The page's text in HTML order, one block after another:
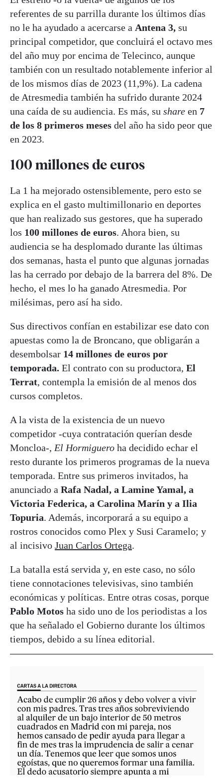
referentes de su parrilla durante los últimos días
no le ha ayudado a acercarse a Antena 3, su
principal competidor, que concluirá el octavo mes
del año muy por encima de Telecinco, aunque
también con un resultado notablemente inferior al
de los mismos días de 2023 (11,9%). La cadena
de Atresmedia también ha sufrido durante 2024
una caída de su audiencia. Es más, su share en 7
de los 8 primeros meses del año ha sido peor que
en 2023.
100 millones de euros
La 1 ha mejorado ostensiblemente, pero esto se
explica en el gasto multimillonario en deportes
que han realizado sus gestores, que ha superado
los 100 millones de euros. Ahora bien, su
audiencia se ha desplomado durante las últimas
dos semanas, hasta el punto que algunas jornadas
las ha cerrado por debajo de la barrera del 8%. De
hecho, el mes lo ha ganado Atresmedia. Por
milésimas, pero así ha sido.
Sus directivos confían en estabilizar ese dato con
apuestas como la de Broncano, que obligarán a
desembolsar 14 millones de euros por
temporada. El contrato con su productora, El
Terrat, contempla la emisión de al menos dos
cursos completos.
A la vista de la existencia de un nuevo
competidor -cuya contratación querían desde
Moncloa-, El Hormiguero ha decidido echar el
resto durante los primeros programas de la nueva
temporada. Entre sus primeros invitados, ha
anunciado a Rafa Nadal, a Lamine Yamal, a
Victoria Federica, a Carolina Marín y a Ilia
Topuria. Además, incorporará a su equipo a
rostros conocidos como Plex y Susi Caramelo; y
al incisivo Juan Carlos Ortega.
La batalla está servida y, en este caso, no sólo
tiene connotaciones televisivas, sino también
económicas y políticas. Entre otras cosas, porque
Pablo Motos ha sido uno de los periodistas a los
que ha señalado el Gobierno durante los últimos
tiempos, debido a su línea editorial.